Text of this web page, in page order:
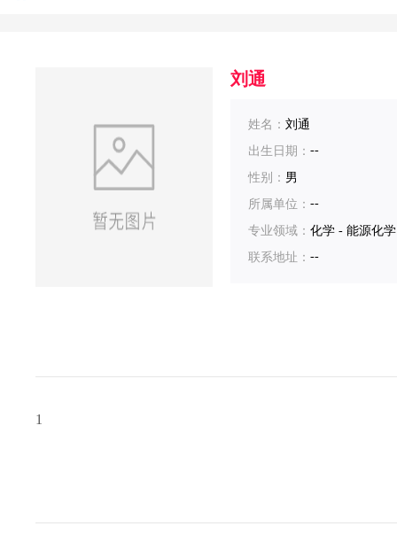
刘通
姓名： 刘通
出生日期： --
性别： 男
所属单位： --
专业领域： 化学 - 能源化学
联系地址： --
1